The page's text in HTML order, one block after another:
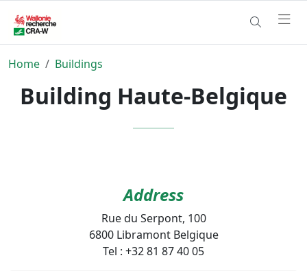
Home Buildings
Building Haute-Belgique
Address
Rue du Serpont, 100
6800 Libramont Belgique
Tel : +32 81 87 40 05